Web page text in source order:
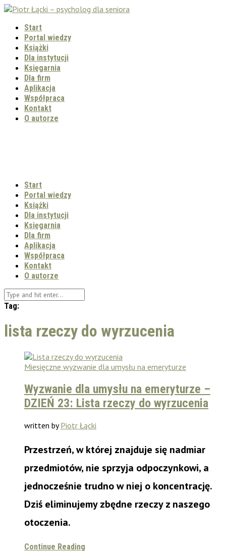
Start
Portal wiedzy
Książki
Dla instytucji
Księgarnia
Dla firm
Aplikacja
Współpraca
Kontakt
O autorze
Start
Portal wiedzy
Książki
Dla instytucji
Księgarnia
Dla firm
Aplikacja
Współpraca
Kontakt
O autorze
Tag:
lista rzeczy do wyrzucenia
Miesięczne wyzwanie dla umysłu na emeryturze
Wyzwanie dla umysłu na emeryturze –
DZIEŃ 23: Lista rzeczy do wyrzucenia
written byPiotr Łącki
Przestrzeń, w której znajduje się nadmiar
przedmiotów, nie sprzyja odpoczynkowi, a
jednocześnie trudno w niej o koncentrację.
Dziś eliminujemy zbędne rzeczy z naszego
otoczenia.
Continue Reading